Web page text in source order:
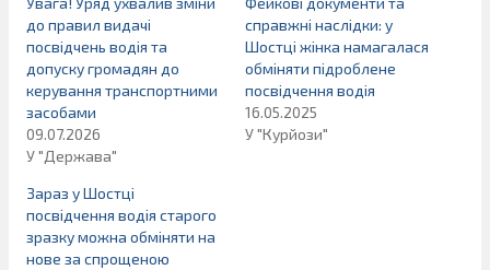
до правил видачі
посвідчень водія та
допуску громадян до
керування транспортними
засобами
09.07.2026
У "Держава"
справжні наслідки: у
Шостці жінка намагалася
обміняти підроблене
посвідчення водія
16.05.2025
У "Курйози"
Зараз у Шостці
посвідчення водія старого
зразку можна обміняти на
нове за спрощеною